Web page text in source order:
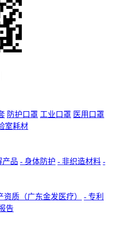
防护口罩 工业口罩 医用口罩
室耗材
产品 - 身体防护 - 非织造材料 -
资质（广东金发医疗）
- 专利
告